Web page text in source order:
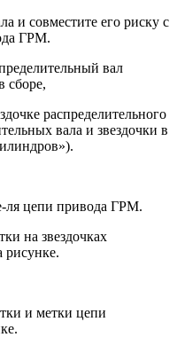
и совместите его риску с
ГРМ.
вал
сборе,
распределительного
вала и звездочки в
ля цепи привода ГРМ.
на звездочках
рисунке.
и метки цепи